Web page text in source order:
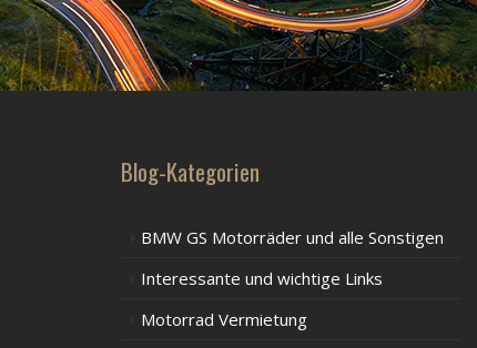
Blog-Kategorien
BMW GS Motorräder und alle Sonstigen
Interessante und wichtige Links
Motorrad Vermietung